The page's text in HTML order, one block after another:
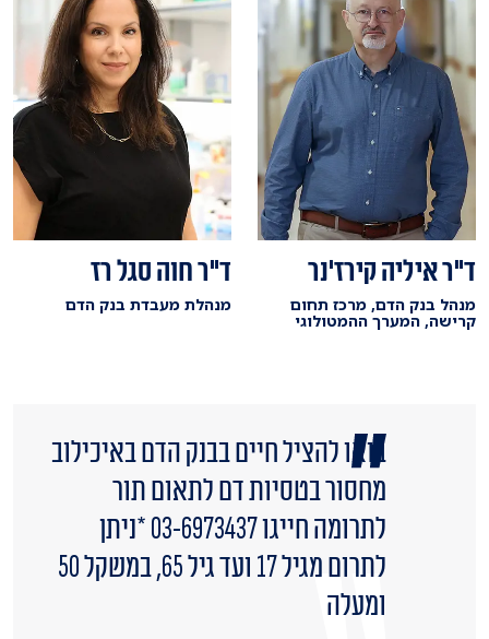
ד"ר איליה קירז'נר
מנהל בנק הדם, מרכז תחום
קרישה, המערך ההמטולוגי
ד"ר חוה סגל רז
מנהלת מעבדת בנק הדם
בואו להציל חיים בבנק הדם באיכילוב
מחסור בטסיות דם לתאום תור
לתרומה חייגו 03-6973437 *ניתן
לתרום מגיל 17 ועד גיל 65, במשקל 50
ומעלה